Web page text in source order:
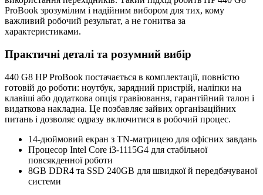
ProBook зрозумілим і надійним вибором для тих, кому
важливий робочий результат, а не гонитва за
характеристиками.
Практичні деталі та розумний вибір
440 G8 HP ProBook постачається в комплектації, повністю
готовій до роботи: ноутбук, зарядний пристрій, наліпки на
клавіші або додаткова опція гравіювання, гарантійний талон і
видаткова накладна. Це позбавляє зайвих організаційних
питань і дозволяє одразу включитися в робочий процес.
14-дюймовий екран з TN-матрицею для офісних завдань
Процесор Intel Core i3-1115G4 для стабільної
повсякденної роботи
8GB DDR4 та SSD 240GB для швидкої й передбачуваної
системи